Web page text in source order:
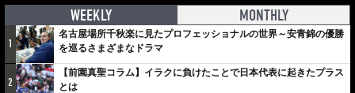
WEEKLY MONTHLY
1
名古屋場所千秋楽に見たプロフェッショナルの世界～安青錦の優勝
を巡るさまざまなドラマ
2
【前園真聖コラム】イラクに負けたことで日本代表に起きたプラス
とは